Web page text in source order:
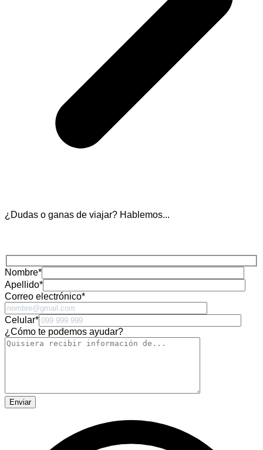
¿Dudas o ganas de viajar? Hablemos...
Nombre*
Apellido*
Correo electrónico*
Celular*
¿Cómo te podemos ayudar?